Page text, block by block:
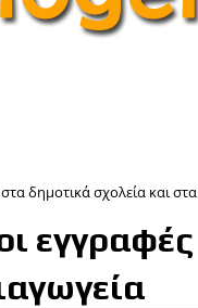
δημοτικά σχολεία και